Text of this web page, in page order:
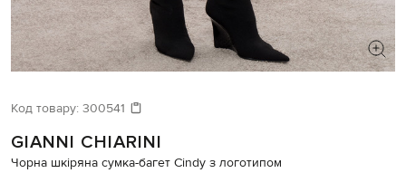
Давайте підберемо щось ще
Схожі товари
Код товару: 300541
GIANNI CHIARINI
Чорна шкіряна сумка-багет Cindy з логотипом